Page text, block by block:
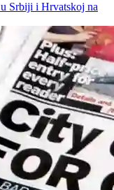
Srbiji i Hrvatskoj na